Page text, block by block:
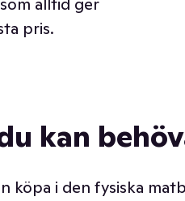
pris.
kan
köpa i den fysiska